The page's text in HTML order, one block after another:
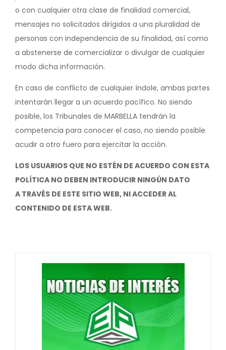
o con cualquier otra clase de finalidad comercial,
mensajes no solicitados dirigidos a una pluralidad de
personas con independencia de su finalidad, así como
a abstenerse de comercializar o divulgar de cualquier
modo dicha información.
En caso de conflicto de cualquier índole, ambas partes
intentarán llegar a un acuerdo pacífico. No siendo
posible, los Tribunales de MARBELLA tendrán la
competencia para conocer el caso, no siendo posible
acudir a otro fuero para ejercitar la acción.
LOS USUARIOS QUE NO ESTÉN DE ACUERDO CON ESTA
POLÍTICA NO DEBEN INTRODUCIR NINGÚN DATO
A TRAVÉS DE ESTE SITIO WEB, NI ACCEDER AL
CONTENIDO DE ESTA WEB.